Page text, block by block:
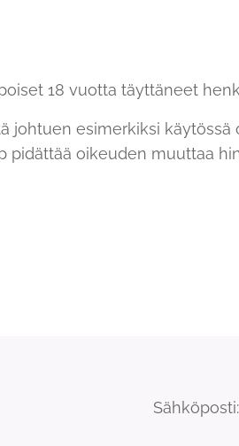
18 vuotta täyttäneet
johtuen esimerkiksi käytössä
pidättää oikeuden muuttaa
Sähköposti: